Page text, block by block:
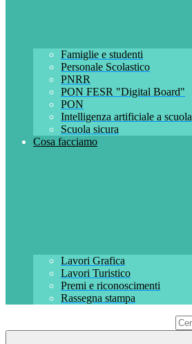
Famiglie e studenti
Personale Scolastico
PNRR
PON FESR "Digital Board"
PON
Intelligenza artificiale a scuola
Scuola sicura
Cosa facciamo
Lavori Grafica
Lavori Turistico
Premi e riconoscimenti
Rassegna stampa